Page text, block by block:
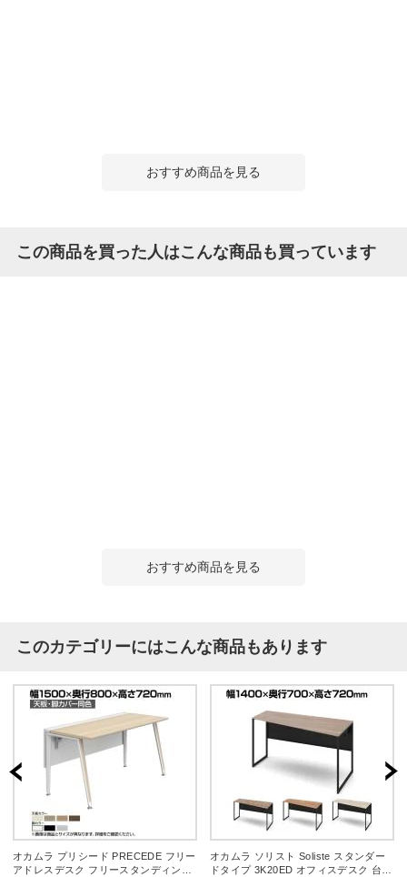
おすすめ商品を見る
この商品を買った人はこんな商品も買っています
おすすめ商品を見る
このカテゴリーにはこんな商品もあります
オカムラ プリシード PRECEDE フリー
アドレスデスク フリースタンディング
オカムラ ソリスト Soliste スタンダー
ドタイプ 3K20ED オフィスデスク 台形